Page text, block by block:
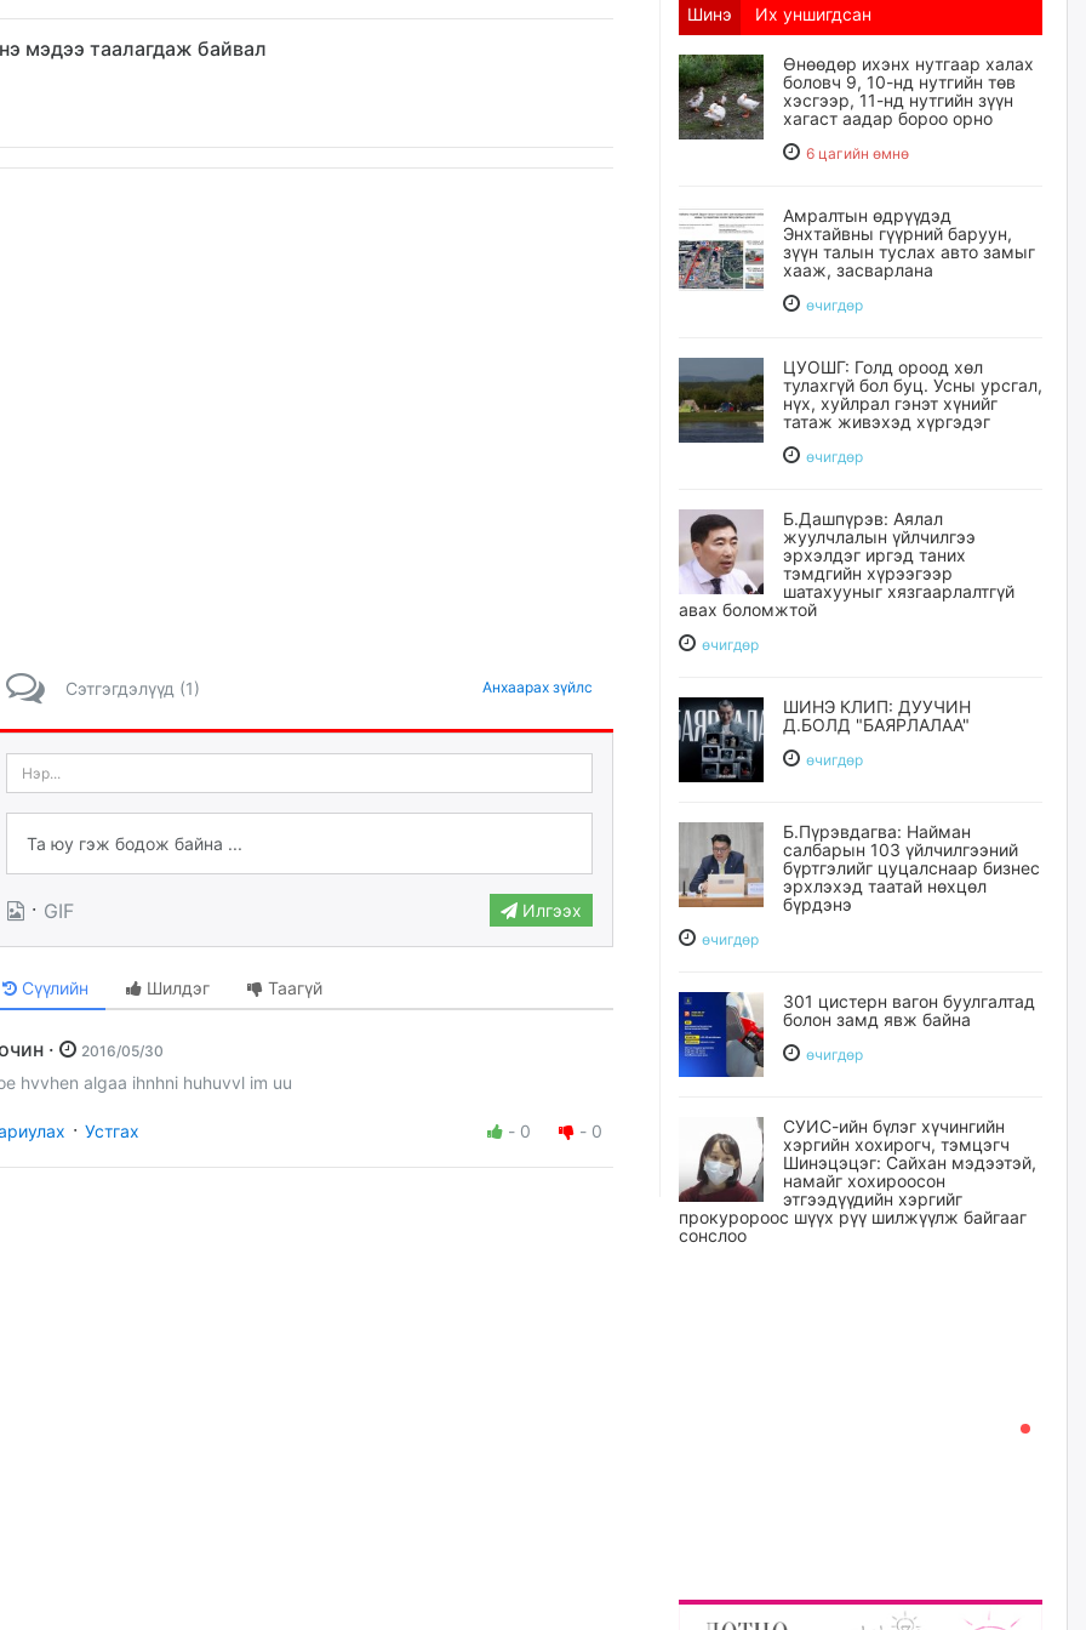
мэдээ таалагдаж байвал
Сэтгэгдэлүүд (1) Анхаарах зүйлс
· GIF Илгээх
Сүүлийн Шилдэг Таагүй
Зочин · 2016/05/30
hvvhen algaa ihnhni huhuvvl im uu
· Устгах - 0 - 0
Шинэ Их уншигдсан
Өнөөдөр ихэнх нутгаар халах
боловч 9, 10-нд нутгийн төв
хэсгээр, 11-нд нутгийн зүүн
хагаст аадар бороо орно
6 цагийн өмнө
Амралтын өдрүүдэд
Энхтайвны гүүрний баруун,
зүүн талын туслах авто замыг
хааж, засварлана
өчигдѳр
ЦУОШГ: Голд ороод хөл
тулахгүй бол буц. Усны урсгал,
нүх, хуйлрал гэнэт хүнийг
татаж живэхэд хүргэдэг
өчигдѳр
Б.Дашпүрэв: Аялал
жуулчлалын үйлчилгээ
эрхэлдэг иргэд таних
тэмдгийн хүрээгээр
шатахууныг хязгаарлалтгүй
авах боломжтой
өчигдѳр
ШИНЭ КЛИП: ДУУЧИН
Д.БОЛД "БАЯРЛАЛАА"
өчигдѳр
Б.Пүрэвдагва: Найман
салбарын 103 үйлчилгээний
бүртгэлийг цуцалснаар бизнес
эрхлэхэд таатай нөхцөл
бүрдэнэ
өчигдѳр
301 цистерн вагон буулгалтад
болон замд явж байна
өчигдѳр
СУИС-ийн бүлэг хүчингийн
хэргийн хохирогч, тэмцэгч
Шинэцэцэг: Сайхан мэдээтэй,
намайг хохироосон
этгээдүүдийн хэргийг
прокуророос шүүх рүү шилжүүлж байгааг
сонслоо